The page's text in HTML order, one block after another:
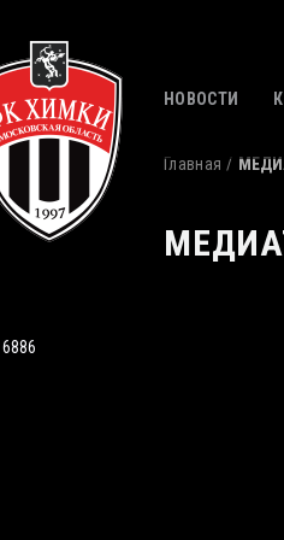
НОВОСТИ
Главная